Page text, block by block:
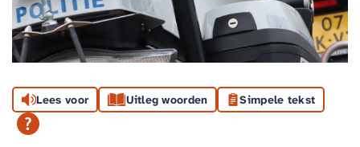
Lees voor Uitleg woorden Simpele tekst